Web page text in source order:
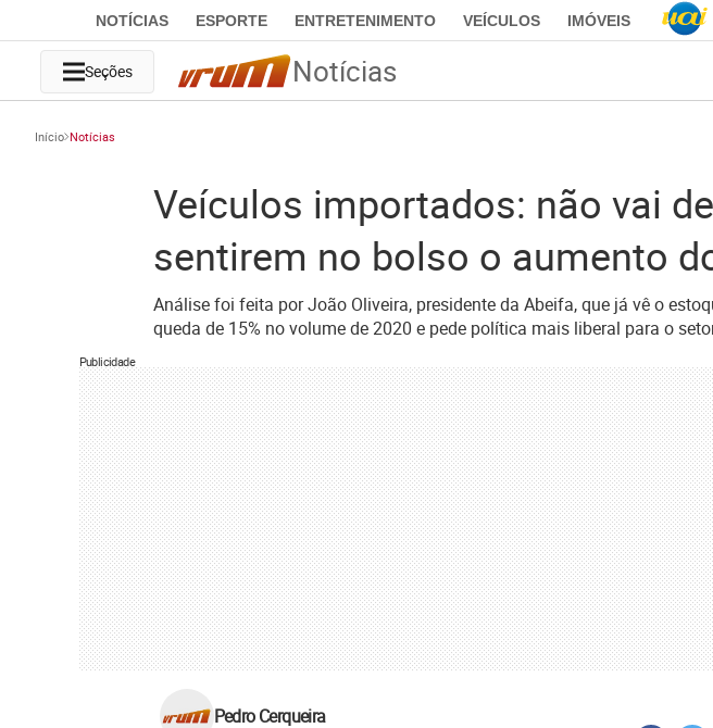
NOTÍCIAS ESPORTE ENTRETENIMENTO VEÍCULOS IMÓVEIS
Seções Notícias
Início Notícias
Veículos importados: não vai
sentirem no bolso o aumento
Análise foi feita por João Oliveira, presidente da Abeifa, que já vê o
queda de 15% no volume de 2020 e pede política mais liberal para o
Publicidade
Pedro Cerqueira